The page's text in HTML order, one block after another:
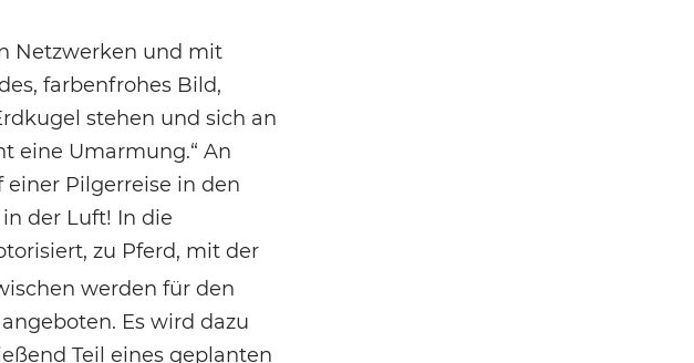
Netzwerken und mit
farbenfrohes Bild,
stehen und sich an
eine Umarmung.“ An
einer Pilgerreise in den
der Luft! In die
zu Pferd, mit der
werden für den
Es wird dazu
Teil eines geplanten